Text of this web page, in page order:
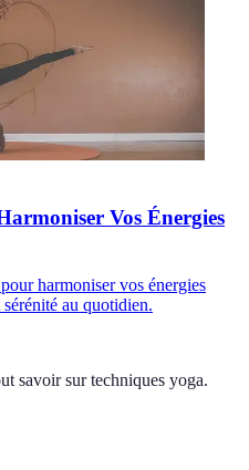
Vos Énergies
harmoniser vos énergies
au quotidien.
savoir sur techniques yoga.